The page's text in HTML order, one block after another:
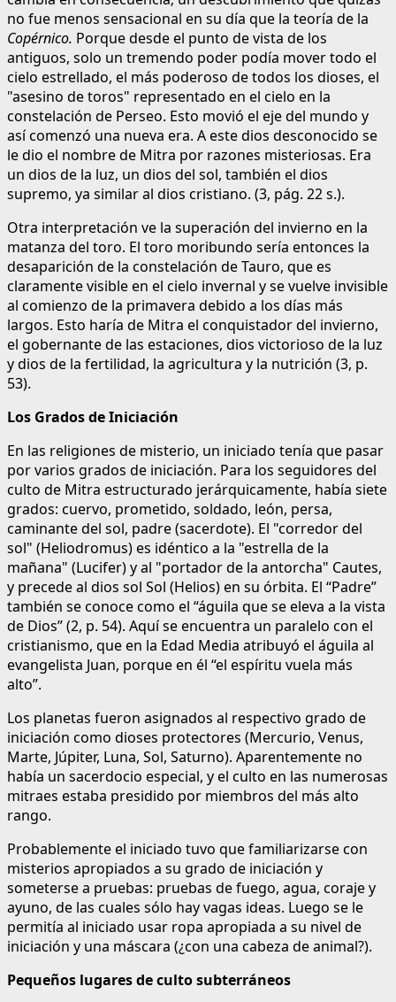
no fue menos sensacional en su día que la teoría de la
Copérnico. Porque desde el punto de vista de los
antiguos, solo un tremendo poder podía mover todo el
cielo estrellado, el más poderoso de todos los dioses, el
"asesino de toros" representado en el cielo en la
constelación de Perseo. Esto movió el eje del mundo y
así comenzó una nueva era. A este dios desconocido se
le dio el nombre de Mitra por razones misteriosas. Era
un dios de la luz, un dios del sol, también el dios
supremo, ya similar al dios cristiano. (3, pág. 22 s.).
Otra interpretación ve la superación del invierno en la
matanza del toro. El toro moribundo sería entonces la
desaparición de la constelación de Tauro, que es
claramente visible en el cielo invernal y se vuelve invisible
al comienzo de la primavera debido a los días más
largos. Esto haría de Mitra el conquistador del invierno,
el gobernante de las estaciones, dios victorioso de la luz
y dios de la fertilidad, la agricultura y la nutrición (3, p.
53).
Los Grados de Iniciación
En las religiones de misterio, un iniciado tenía que pasar
por varios grados de iniciación. Para los seguidores del
culto de Mitra estructurado jerárquicamente, había siete
grados: cuervo, prometido, soldado, león, persa,
caminante del sol, padre (sacerdote). El "corredor del
sol" (Heliodromus) es idéntico a la "estrella de la
mañana" (Lucifer) y al "portador de la antorcha" Cautes,
y precede al dios sol Sol (Helios) en su órbita. El “Padre”
también se conoce como el “águila que se eleva a la vista
de Dios” (2, p. 54). Aquí se encuentra un paralelo con el
cristianismo, que en la Edad Media atribuyó el águila al
evangelista Juan, porque en él “el espíritu vuela más
alto”.
Los planetas fueron asignados al respectivo grado de
iniciación como dioses protectores (Mercurio, Venus,
Marte, Júpiter, Luna, Sol, Saturno). Aparentemente no
había un sacerdocio especial, y el culto en las numerosas
mitraes estaba presidido por miembros del más alto
rango.
Probablemente el iniciado tuvo que familiarizarse con
misterios apropiados a su grado de iniciación y
someterse a pruebas: pruebas de fuego, agua, coraje y
ayuno, de las cuales sólo hay vagas ideas. Luego se le
permitía al iniciado usar ropa apropiada a su nivel de
iniciación y una máscara (¿con una cabeza de animal?).
Pequeños lugares de culto subterráneos